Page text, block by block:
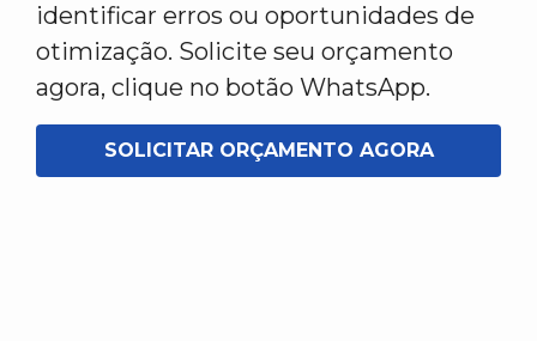
identificar erros ou oportunidades de
otimização. Solicite seu orçamento
agora, clique no botão WhatsApp.
SOLICITAR ORÇAMENTO AGORA